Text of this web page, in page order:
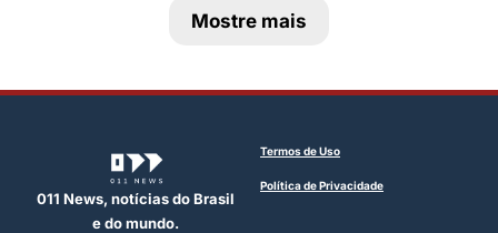
Mostre mais
011 News, notícias do Brasil
e do mundo.
Termos de Uso
Política de Privacidade